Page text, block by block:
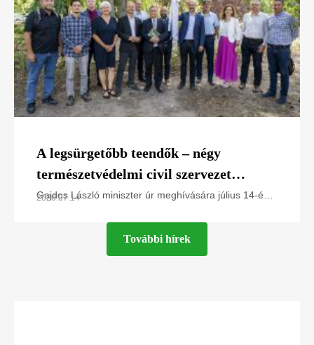
A legsürgetőbb teendők – négy
természetvédelmi civil szervezet
javaslatai Gajdos László miniszter úr
Gajdos László miniszter úr meghívására július 14-én
és a Greenpeace Magyarország, a Magyar
2026.07.14
További hírek